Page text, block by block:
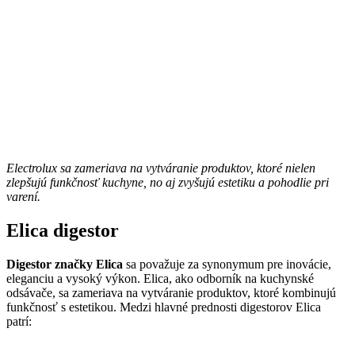
Electrolux sa zameriava na vytváranie produktov, ktoré nielen
zlepšujú funkčnosť kuchyne, no aj zvyšujú estetiku a pohodlie pri
varení.
Elica digestor
Digestor značky Elica sa považuje za synonymum pre inovácie,
eleganciu a vysoký výkon. Elica, ako odborník na kuchynské
odsávače, sa zameriava na vytváranie produktov, ktoré kombinujú
funkčnosť s estetikou. Medzi hlavné prednosti digestorov Elica
patrí: